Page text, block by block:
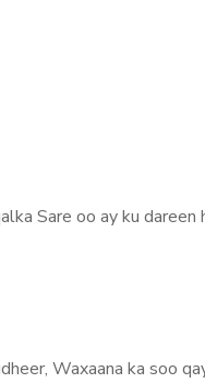
Sare oo ay ku dareen
Waxaana ka soo